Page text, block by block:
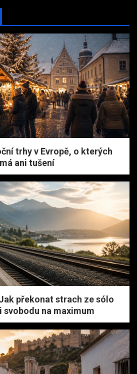
trhy v Evropě, o kterých
ani tušení
překonat strach ze sólo
svobodu na maximum